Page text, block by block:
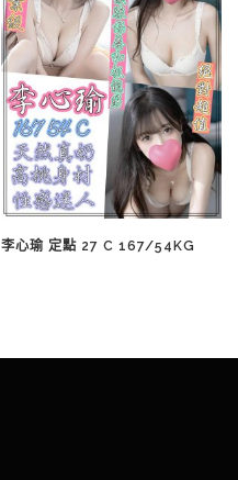
李心瑜 定點 27 C 167/54KG